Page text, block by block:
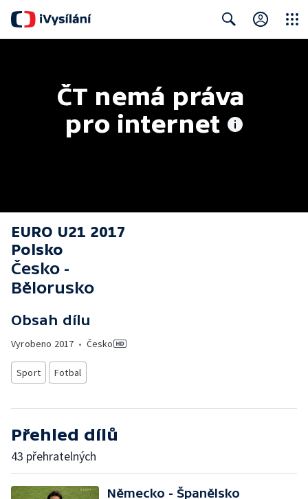
ČT nemá práva
pro internet
EURO U21 2017
Polsko
Česko -
Bělorusko
Obsah dílu
Vyrobeno 2017 • Česko
Sport Fotbal
Přehled dílů
43 přehratelných
Německo - Španělsko